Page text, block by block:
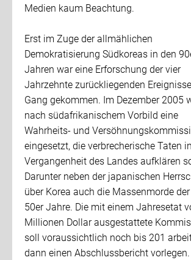
Medien kaum Beachtung.
Erst im Zuge der allmählichen
Demokratisierung Südkoreas in den
Jahren war eine Erforschung der vier
Jahrzehnte zurückliegenden
Gang gekommen. Im Dezember 2005
nach südafrikanischem Vorbild eine
Wahrheits- und
eingesetzt, die verbrecherische Taten
Vergangenheit des Landes aufklären
Darunter neben der japanischen
über Korea auch die Massenmorde
50er Jahre. Die mit einem Jahresetat
Millionen Dollar ausgestattete
soll voraussichtlich noch bis 201
dann einen Abschlussbericht